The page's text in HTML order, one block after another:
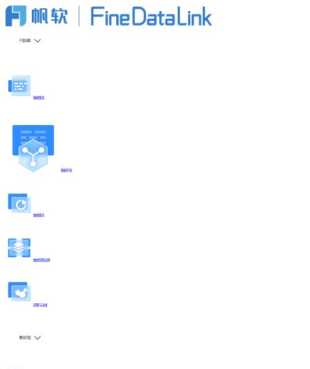
产品功能
数据集成
数据开发
数据服务
数据管理治理
部署与运维
解决方案